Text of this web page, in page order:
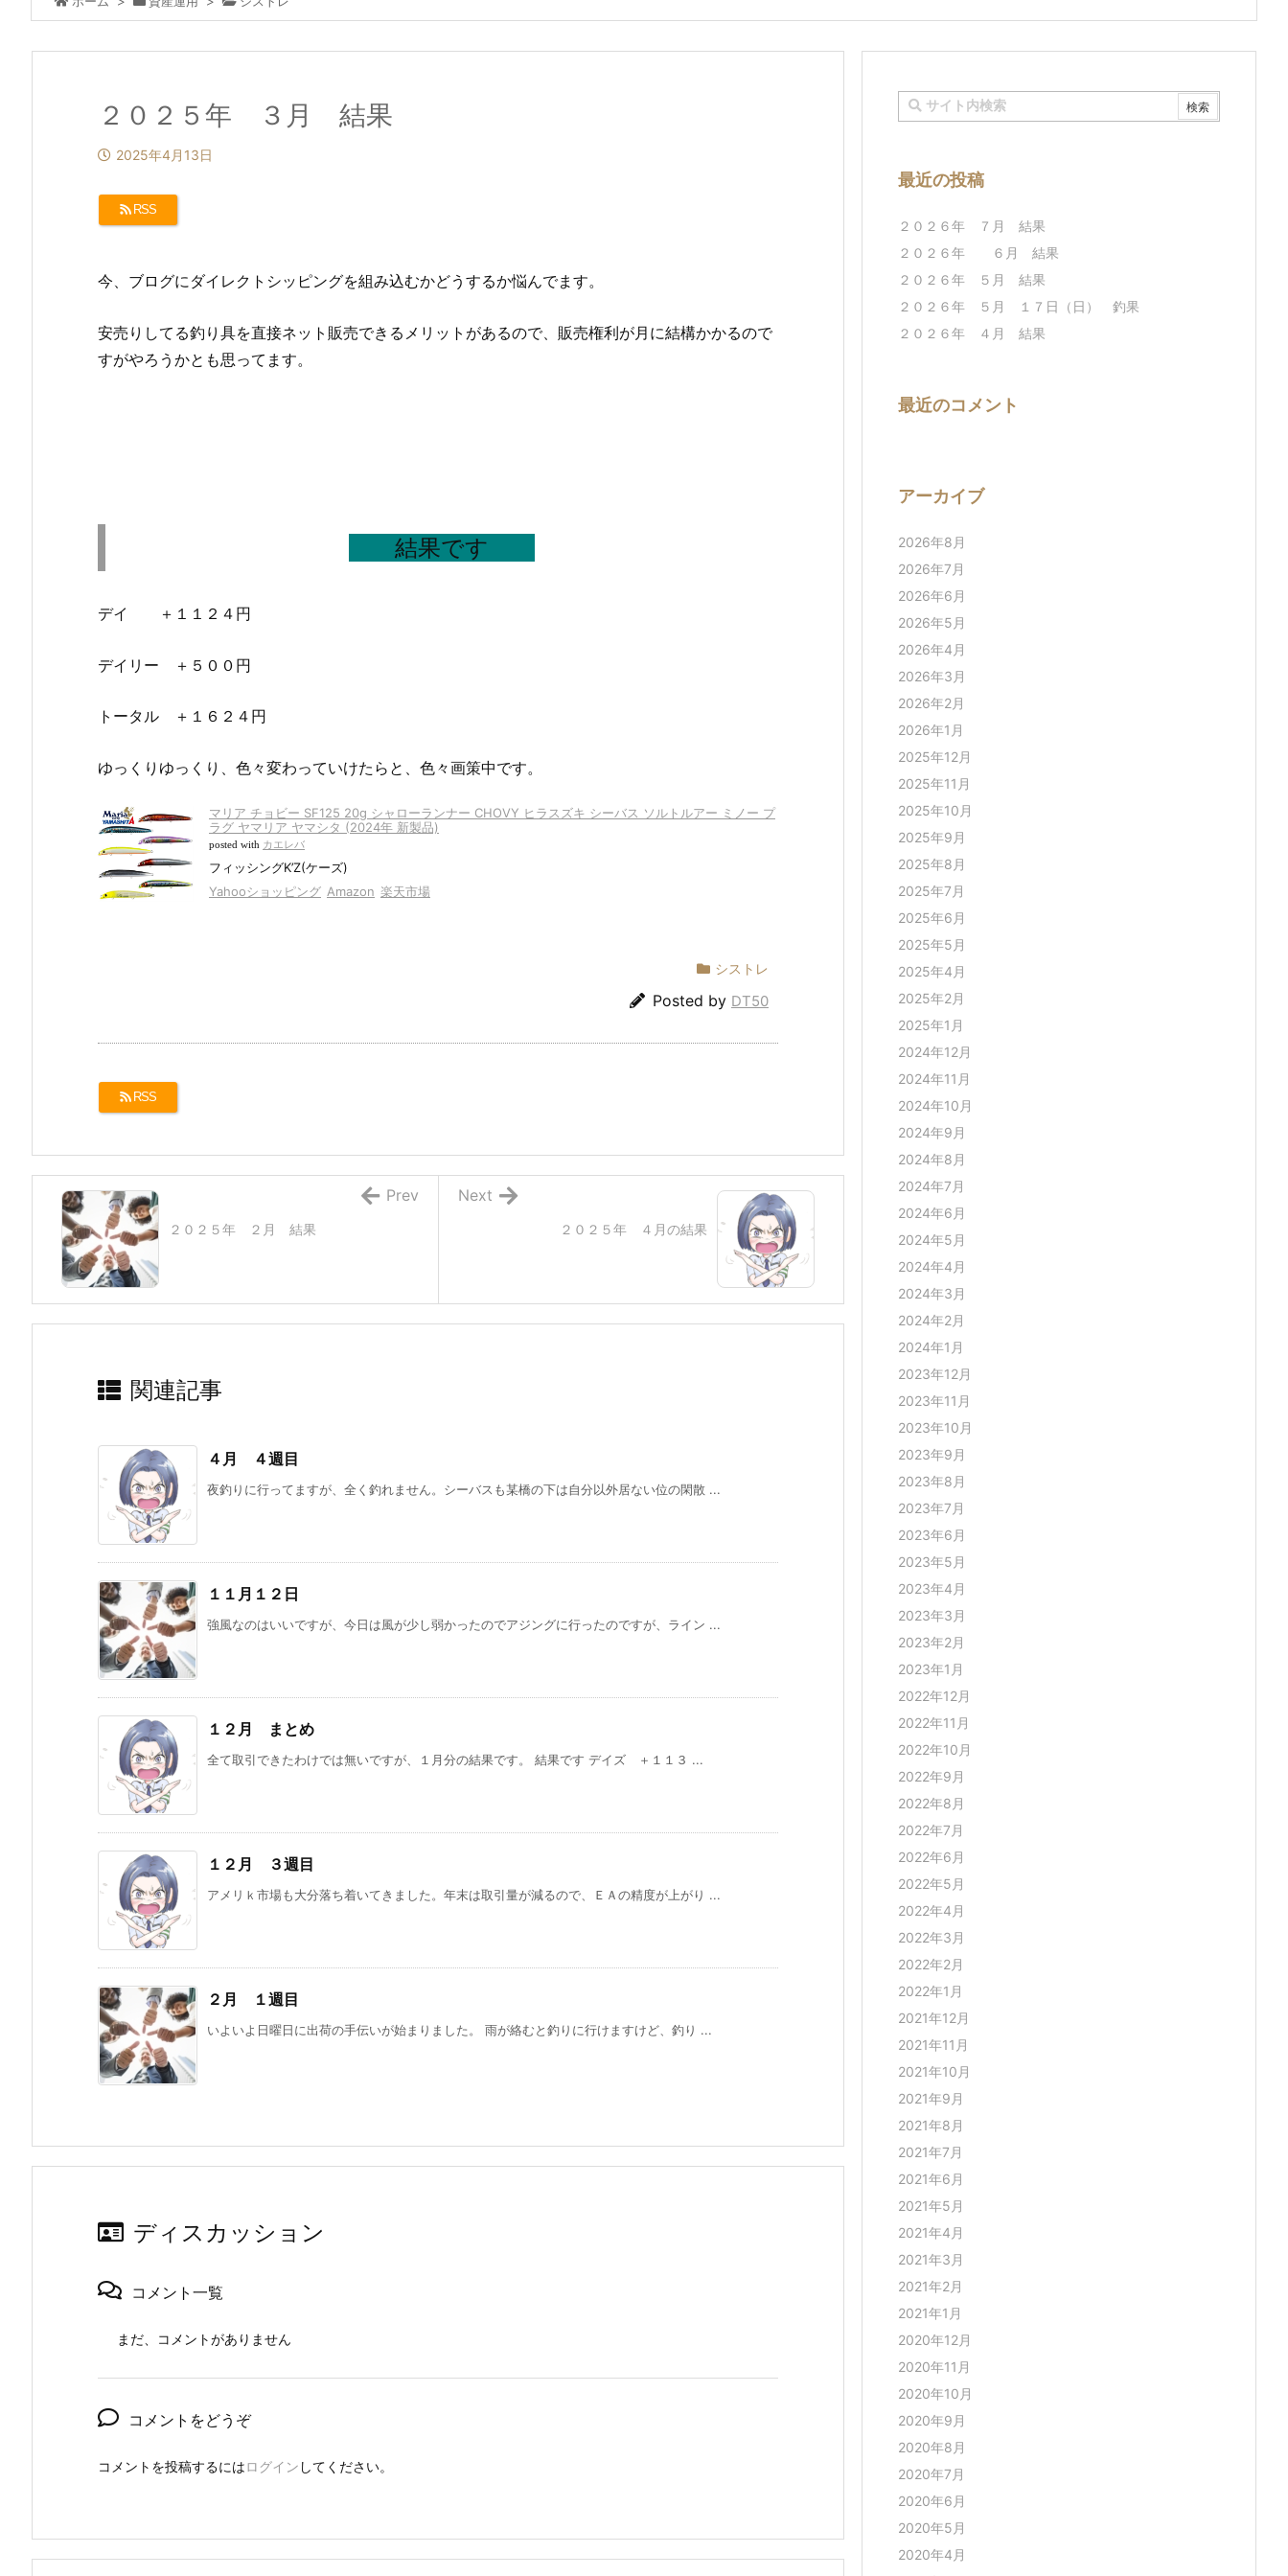
２０２５年 ３月 結果
2025年4月13日
RSS
今、ブログにダイレクトシッピングを組み込むかどうするか悩んでます。
安売りしてる釣り具を直接ネット販売できるメリットがあるので、販売権利が月に結構かかるので
すがやろうかとも思ってます。
結果です
デイ ＋１１２４円
デイリー ＋５００円
トータル ＋１６２４円
ゆっくりゆっくり、色々変わっていけたらと、色々画策中です。
マリア チョビー SF125 20g シャローランナー CHOVY ヒラスズキ シーバス ソルトルアー ミノー プ
ラグ ヤマリア ヤマシタ (2024年 新製品)
posted with カエレバ
フィッシングK’Z(ケーズ)
Yahooショッピング Amazon 楽天市場
シストレ
Posted by DT50
RSS
２０２５年 ４月の結果
Next
２０２５年 ２月 結果
Prev
関連記事
４月 ４週目
夜釣りに行ってますが、全く釣れません。シーバスも某橋の下は自分以外居ない位の閑散 ...
１１月１２日
強風なのはいいですが、今日は風が少し弱かったのでアジングに行ったのですが、ライン ...
１２月 まとめ
全て取引できたわけでは無いですが、１月分の結果です。 結果です デイズ ＋１１３ ...
１２月 ３週目
アメリｋ市場も大分落ち着いてきました。年末は取引量が減るので、ＥＡの精度が上がり ...
２月 １週目
いよいよ日曜日に出荷の手伝いが始まりました。 雨が絡むと釣りに行けますけど、釣り ...
ディスカッション
コメント一覧
まだ、コメントがありません
コメントをどうぞ
コメントを投稿するにはログイン してください。
最近の投稿
２０２６年 ７月 結果
２０２６年 ６月 結果
２０２６年 ５月 結果
２０２６年 ５月 １７日（日） 釣果
２０２６年 ４月 結果
最近のコメント
アーカイブ
2026年8月
2026年7月
2026年6月
2026年5月
2026年4月
2026年3月
2026年2月
2026年1月
2025年12月
2025年11月
2025年10月
2025年9月
2025年8月
2025年7月
2025年6月
2025年5月
2025年4月
2025年2月
2025年1月
2024年12月
2024年11月
2024年10月
2024年9月
2024年8月
2024年7月
2024年6月
2024年5月
2024年4月
2024年3月
2024年2月
2024年1月
2023年12月
2023年11月
2023年10月
2023年9月
2023年8月
2023年7月
2023年6月
2023年5月
2023年4月
2023年3月
2023年2月
2023年1月
2022年12月
2022年11月
2022年10月
2022年9月
2022年8月
2022年7月
2022年6月
2022年5月
2022年4月
2022年3月
2022年2月
2022年1月
2021年12月
2021年11月
2021年10月
2021年9月
2021年8月
2021年7月
2021年6月
2021年5月
2021年4月
2021年3月
2021年2月
2021年1月
2020年12月
2020年11月
2020年10月
2020年9月
2020年8月
2020年7月
2020年6月
2020年5月
2020年4月